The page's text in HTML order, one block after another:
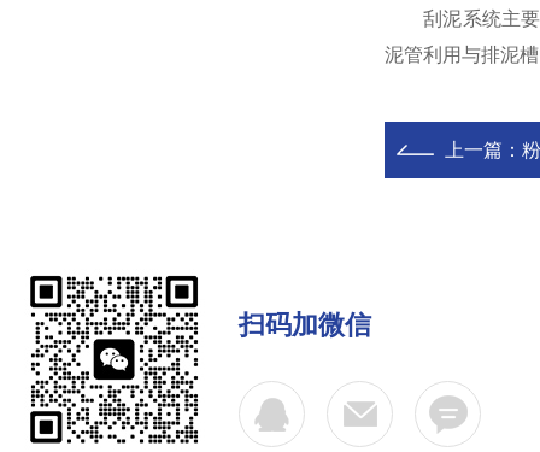
刮泥系统主要
泥管利用与排泥
上一篇：
扫码加微信